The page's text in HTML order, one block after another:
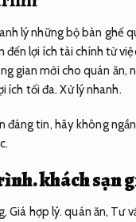
lý những bộ bàn ghế
lợi ích tài chính từ
gian mới cho quán ăn,
ích tối đa.Xử lý nhanh.
tin, hãy không
khách sạn
Giá hợp lý. quán ăn, Tư